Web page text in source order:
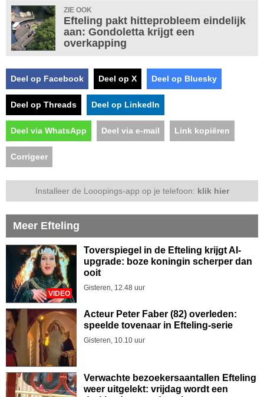
ZIE OOK
Efteling pakt hitteprobleem eindelijk
aan: Gondoletta krijgt een
overkapping
Deel op Facebook Deel op X Deel op Bluesky
Deel op Threads Deel op LinkedIn
Deel via WhatsApp Deel via e-mail Link kopiëren
Corrigeer
Installeer de Looopings-app op je telefoon: klik hier
Meer Efteling
VIDEO
Toverspiegel in de Efteling krijgt AI-
upgrade: boze koningin scherper dan
ooit
Gisteren, 12.48 uur
Acteur Peter Faber (82) overleden:
speelde tovenaar in Efteling-serie
Gisteren, 10.10 uur
Verwachte bezoekersaantallen Efteling
weer uitgelekt: vrijdag wordt een